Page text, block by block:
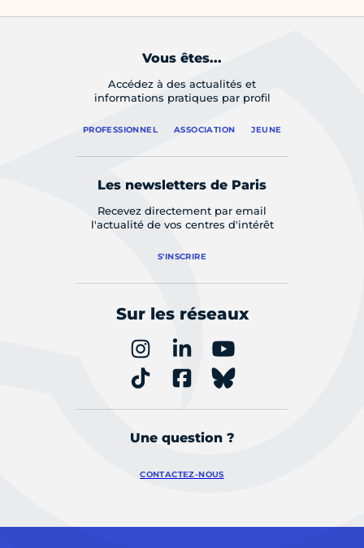
Vous êtes...
Accédez à des actualités et
informations pratiques par profil
PROFESSIONNEL ASSOCIATION JEUNE
Les newsletters de Paris
Recevez directement par email
l'actualité de vos centres d'intérêt
S'INSCRIRE
Sur les réseaux
Une question ?
CONTACTEZ-NOUS